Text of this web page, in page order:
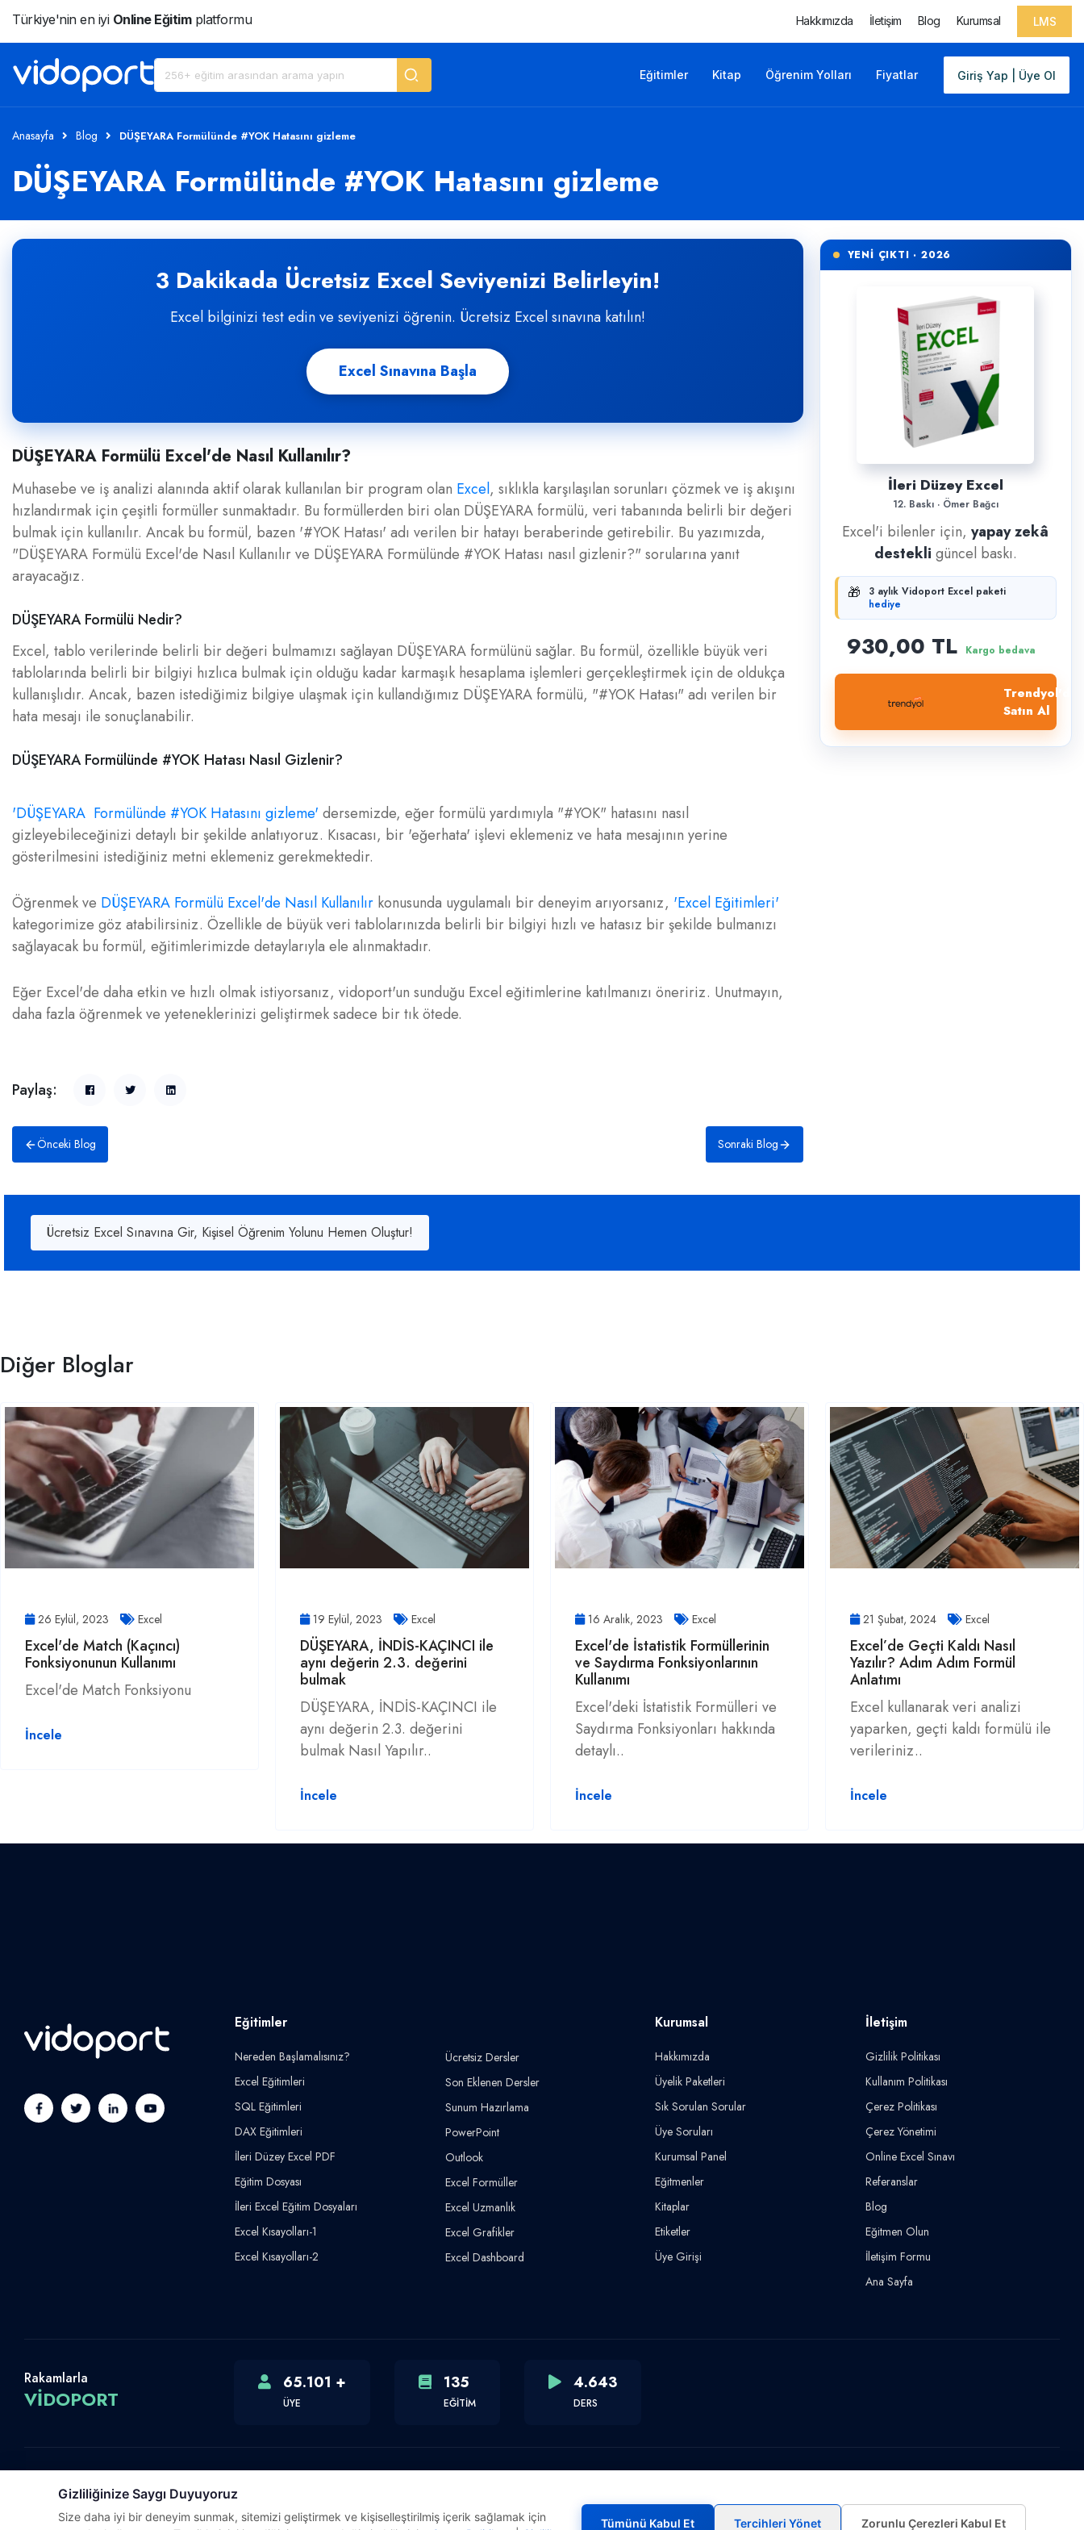
Türkiye'nin en iyi Online Eğitimplatformu Hakkımızda İletişim Blog Kurumsal LMS
Giriş Yap | Üye Ol
Eğitimler Kitap Öğrenim Yolları Fiyatlar
Anasayfa Blog DÜŞEYARA Formülünde #YOK Hatasını gizleme
DÜŞEYARA Formülünde #YOK Hatasını gizleme
3 Dakikada Ücretsiz Excel Seviyenizi Belirleyin!
Excel bilginizi test edin ve seviyenizi öğrenin. Ücretsiz Excel sınavına katılın!
Excel Sınavına Başla
DÜŞEYARA Formülü Excel'de Nasıl Kullanılır?
Muhasebe ve iş analizi alanında aktif olarak kullanılan bir program olan Excel, sıklıkla karşılaşılan sorunları çözmek ve iş akışını
hızlandırmak için çeşitli formüller sunmaktadır. Bu formüllerden biri olan DÜŞEYARA formülü, veri tabanında belirli bir değeri
bulmak için kullanılır. Ancak bu formül, bazen '#YOK Hatası' adı verilen bir hatayı beraberinde getirebilir. Bu yazımızda,
"DÜŞEYARA Formülü Excel'de Nasıl Kullanılır ve DÜŞEYARA Formülünde #YOK Hatası nasıl gizlenir?" sorularına yanıt
arayacağız.
DÜŞEYARA Formülü Nedir?
Excel, tablo verilerinde belirli bir değeri bulmamızı sağlayan DÜŞEYARA formülünü sağlar. Bu formül, özellikle büyük veri
tablolarında belirli bir bilgiyi hızlıca bulmak için olduğu kadar karmaşık hesaplama işlemleri gerçekleştirmek için de oldukça
kullanışlıdır. Ancak, bazen istediğimiz bilgiye ulaşmak için kullandığımız DÜŞEYARA formülü, "#YOK Hatası" adı verilen bir
hata mesajı ile sonuçlanabilir.
DÜŞEYARA Formülünde #YOK Hatası Nasıl Gizlenir?
'DÜŞEYARA Formülünde #YOK Hatasını gizleme' dersemizde, eğer formülü yardımıyla "#YOK" hatasını nasıl
gizleyebileceğinizi detaylı bir şekilde anlatıyoruz. Kısacası, bir 'eğerhata' işlevi eklemeniz ve hata mesajının yerine
gösterilmesini istediğiniz metni eklemeniz gerekmektedir.
Öğrenmek ve DÜŞEYARA Formülü Excel'de Nasıl Kullanılır konusunda uygulamalı bir deneyim arıyorsanız, 'Excel Eğitimleri'
kategorimize göz atabilirsiniz. Özellikle de büyük veri tablolarınızda belirli bir bilgiyi hızlı ve hatasız bir şekilde bulmanızı
sağlayacak bu formül, eğitimlerimizde detaylarıyla ele alınmaktadır.
Eğer Excel'de daha etkin ve hızlı olmak istiyorsanız, vidoport'un sunduğu Excel eğitimlerine katılmanızı öneririz. Unutmayın,
daha fazla öğrenmek ve yeteneklerinizi geliştirmek sadece bir tık ötede.
Paylaş:
Önceki Blog Sonraki Blog
YENİ ÇIKTI · 2026
İleri Düzey Excel
12. Baskı · Ömer Bağcı
Excel'i bilenler için,yapay zekâ
destekli güncel baskı.
🎁
3 aylık Vidoport Excel paketi
hediye
930,00 TL Kargo bedava
Trendyol'dan
Satın Al
Ücretsiz Excel Sınavına Gir, Kişisel Öğrenim Yolunu Hemen Oluştur!
Diğer Bloglar
26 Eylül, 2023 Excel
Excel'de Match (Kaçıncı)
Fonksiyonunun Kullanımı
Excel'de Match Fonksiyonu
İncele
19 Eylül, 2023 Excel
DÜŞEYARA, İNDİS-KAÇINCI ile
aynı değerin 2.3. değerini
bulmak
DÜŞEYARA, İNDİS-KAÇINCI ile
aynı değerin 2.3. değerini
bulmak Nasıl Yapılır..
İncele
16 Aralık, 2023 Excel
Excel'de İstatistik Formüllerinin
ve Saydırma Fonksiyonlarının
Kullanımı
Excel'deki İstatistik Formülleri ve
Saydırma Fonksiyonları hakkında
detaylı..
İncele
21 Şubat, 2024 Excel
Excel’de Geçti Kaldı Nasıl
Yazılır? Adım Adım Formül
Anlatımı
Excel kullanarak veri analizi
yaparken, geçti kaldı formülü ile
verileriniz..
İncele
Eğitimler
Nereden Başlamalısınız?
Excel Eğitimleri
SQL Eğitimleri
DAX Eğitimleri
İleri Düzey Excel PDF
Eğitim Dosyası
İleri Excel Eğitim Dosyaları
Excel Kısayolları-1
Excel Kısayolları-2
Ücretsiz Dersler
Son Eklenen Dersler
Sunum Hazırlama
PowerPoint
Outlook
Excel Formüller
Excel Uzmanlık
Excel Grafikler
Excel Dashboard
Kurumsal
Hakkımızda
Üyelik Paketleri
Sık Sorulan Sorular
Üye Soruları
Kurumsal Panel
Eğitmenler
Kitaplar
Etiketler
Üye Girişi
İletişim
Gizlilik Politikası
Kullanım Politikası
Çerez Politikası
Çerez Yönetimi
Online Excel Sınavı
Referanslar
Blog
Eğitmen Olun
İletişim Formu
Ana Sayfa
Rakamlarla
VİDOPORT
65.101 +
ÜYE
135
EĞİTİM
4.643
DERS
Telif Hakkı © 2026 Vidoport, Inc.
Software,Design & Development:Webimonline
Gizliliğinize Saygı Duyuyoruz
Size daha iyi bir deneyim sunmak, sitemizi geliştirmek ve kişiselleştirilmiş içerik sağlamak için
Tümünü Kabul Et Tercihleri Yönet Zorunlu Çerezleri Kabul Et